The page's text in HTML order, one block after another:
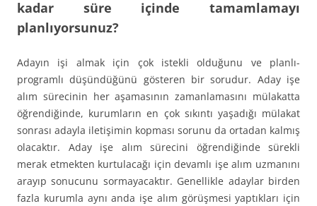
kadar süre içinde tamamlamayı
planlıyorsunuz?
Adayın işi almak için çok istekli olduğunu ve planlı-
programlı düşündüğünü gösteren bir sorudur. Aday işe
alım sürecinin her aşamasının zamanlamasını mülakatta
öğrendiğinde, kurumların en çok sıkıntı yaşadığı mülakat
sonrası adayla iletişimin kopması sorunu da ortadan kalmış
olacaktır. Aday işe alım sürecini öğrendiğinde sürekli
merak etmekten kurtulacağı için devamlı işe alım uzmanını
arayıp sonucunu sormayacaktır. Genellikle adaylar birden
fazla kurumla aynı anda işe alım görüşmesi yaptıkları için